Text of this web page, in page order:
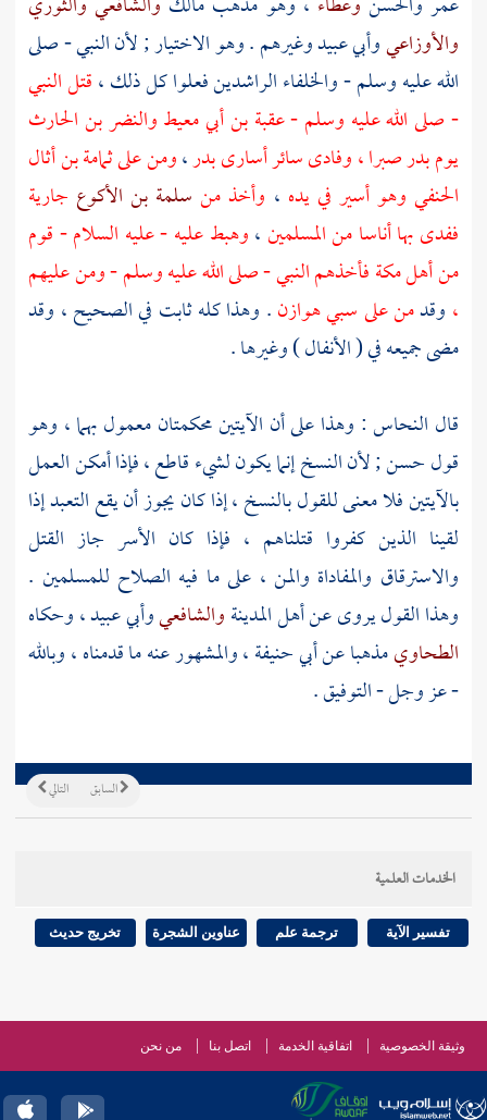
والأوزاعيوأبي عبيدوغيرهم . وهو الاختيار ; لأن النبي - صلى
الله عليه وسلم - والخلفاء الراشدين فعلوا كل ذلك ،قتل النبي
- صلى الله عليه وسلم -عقبة بن أبي معيطوالنضر بن الحارث
يومبدرصبرا ، وفادى سائر أسارىبدر،ومن علىثمامة بن أثال
الحنفي وهو أسير في يده ، وأخذ من سلمة بن الأكوع جارية
ففدى بها أناسا من المسلمين،وهبط عليه - عليه السلام - قوم
منأهلمكةفأخذهم النبي - صلى الله عليه وسلم - ومن عليهم
، وقدمن على سبيهوازن. وهذا كله ثابت في الصحيح ، وقد
مضى جميعه في ( الأنفال ) وغيرها .
قال النحاس: وهذا على أن الآيتين محكمتان معمول بهما ، وهو
قول حسن ; لأن النسخ إنما يكون لشيء قاطع ، فإذا أمكن العمل
بالآيتين فلا معنى للقول بالنسخ ، إذا كان يجوز أن يقع التعبد إذا
لقينا الذين كفروا قتلناهم ، فإذا كان الأسر جاز القتل
والاسترقاق والمفاداة والمن ، على ما فيه الصلاح للمسلمين .
وهذا القول يروى عنأهلالمدينةوالشافعيوأبي عبيد، وحكاه
الطحاويمذهبا عنأبي حنيفة، والمشهور عنه ما قدمناه ، وبالله
- عز وجل - التوفيق .
التالي السابق
الخدمات العلمية
تفسير الآية ترجمة علم عناوين الشجرة تخريج حديث
وثيقة الخصوصية اتفاقية الخدمة اتصل بنا من نحن